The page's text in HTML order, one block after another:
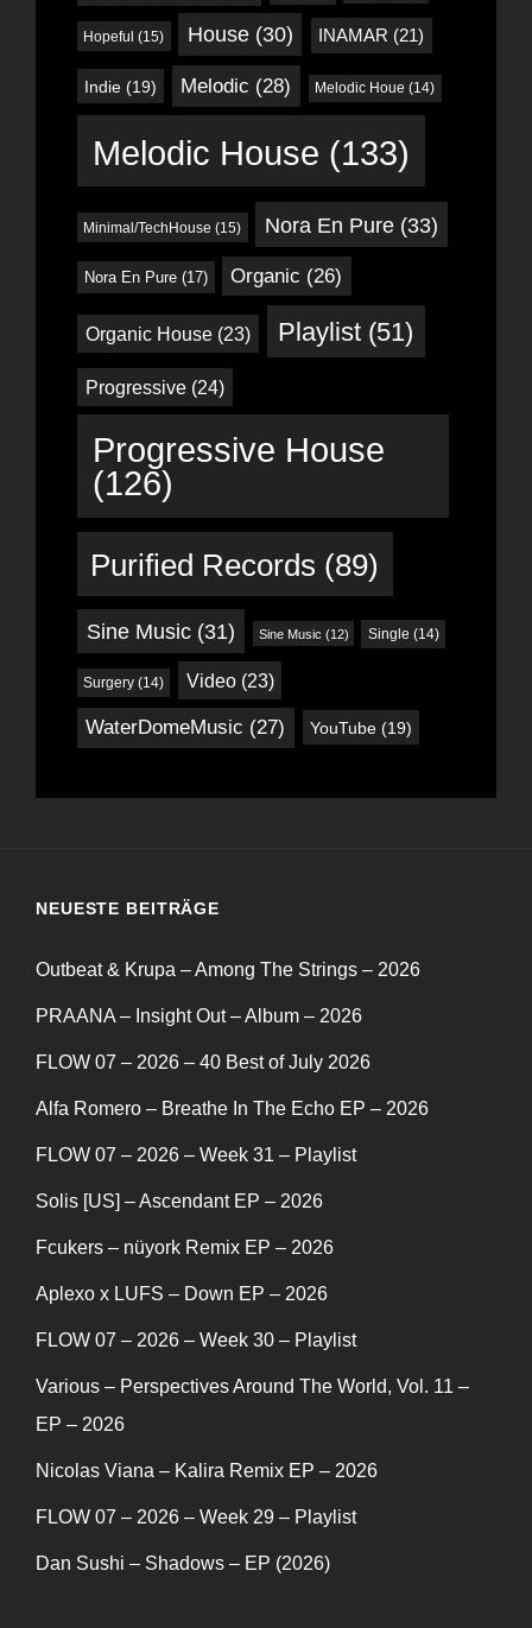
Hopeful (15) House(30) INAMAR (21)
Indie (19) Melodic (28) Melodic Houe (14)
Melodic House (133)
Minimal/TechHouse (15) Nora En Pure (33)
Nora En Pure(17) Organic (26)
Organic House(23) Playlist (51)
Progressive(24)
Progressive House
(126)
Purified Records (89)
Sine Music(31) Sine Music (12) Single (14)
Surgery (14) Video(23)
WaterDomeMusic (27) YouTube (19)
NEUESTE BEITRÄGE
Outbeat & Krupa – Among The Strings – 2026
PRAANA – Insight Out – Album – 2026
FLOW 07 – 2026 – 40 Best of July 2026
Alfa Romero – Breathe In The Echo EP – 2026
FLOW 07 – 2026 – Week 31 – Playlist
Solis [US] – Ascendant EP – 2026
Fcukers – nüyork Remix EP – 2026
Aplexo x LUFS – Down EP – 2026
FLOW 07 – 2026 – Week 30 – Playlist
Various – Perspectives Around The World, Vol. 11 –
EP – 2026
Nicolas Viana – Kalira Remix EP – 2026
FLOW 07 – 2026 – Week 29 – Playlist
Dan Sushi – Shadows – EP (2026)